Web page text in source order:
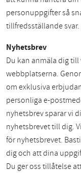
personuppgifter så
tillfredsställande svar.
Nyhetsbrev
Du kan anmäla dig
webbplatserna.
om exklusiva
personliga e-
nyhetsbrev sparar vi
nyhetsbrevet till dig.
för nyhetsbrevet.
dig och att dina
Du ger oss tillåtelse